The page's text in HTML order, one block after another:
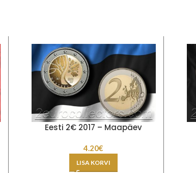
Eesti 2€ 2017 – Maapäev
4.20€
LISA KORVI